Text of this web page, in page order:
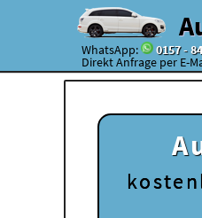
WhatsApp: 0157 -
Direkt Anfrage per E-